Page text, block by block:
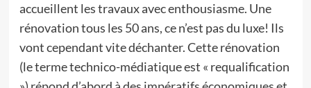
accueillent les travaux avec enthousiasme. Une
rénovation tous les 50 ans, ce n’est pas du luxe! Ils
vont cependant vite déchanter. Cette rénovation
(le terme technico-médiatique est « requalification